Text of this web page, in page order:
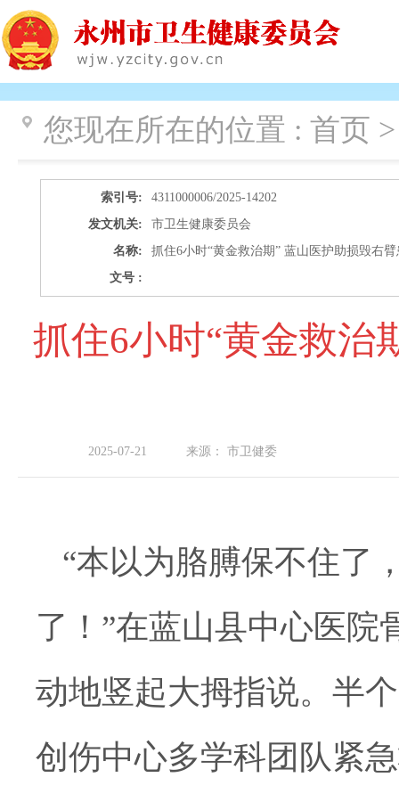
您现在所在的位置 : 首页
索引号:
4311000006/2025-14202
发文机关:
市卫生健康委员会
名称:
抓住6小时“黄金救治期” 蓝山医护助损毁右
文号 :
抓住6小时“黄金救治
2025-07-21 来源： 市卫健委
“本以为胳膊保不住了
了！”在蓝山县中心医院
动地竖起大拇指说。半
创伤中心多学科团队紧